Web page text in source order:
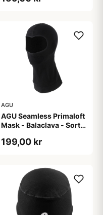
AGU
AGU Seamless Primaloft
Mask - Balaclava - Sort -
199,00 kr